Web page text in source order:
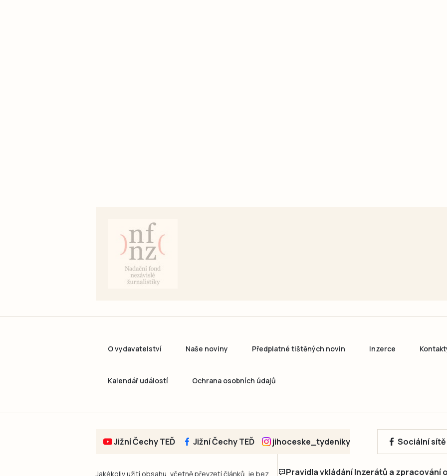
O vydavatelství Naše noviny Předplatné tištěných novin Inzerce
Kalendář událostí Ochrana osobních údajů
Jižní Čechy TEĎ Jižní Čechy TEĎ jihoceske_tydeniky Sociální
Jakékoliv užití obsahu, včetně převzetí článků, je bez Pravidla vkládání Inzerátů a zpracování